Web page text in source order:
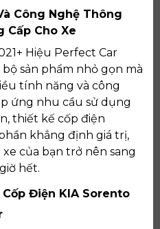
Công Nghệ Thông
Cấp Cho Xe
Hiệu Perfect Car
sản phẩm nhỏ gọn mà
tính năng và công
ứng nhu cầu sử dụng
thiết kế cốp điện
khẳng định giá trị,
của bạn trở nên sang
hết.
Điện KIA Sorento